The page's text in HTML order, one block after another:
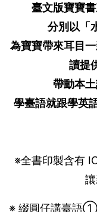
臺文版寶寶
分別以「
為寶寶帶來耳目
讀提
帶動本
學臺語就跟學英
※全書印製含有
※ 綴圓仔講臺語